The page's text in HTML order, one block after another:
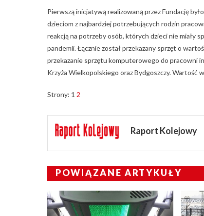
Pierwszą inicjatywą realizowaną przez Fundację
dzieciom z najbardziej potrzebujących rodzin
reakcją na potrzeby osób, których dzieci nie miały
pandemii. Łącznie został przekazany sprzęt o
przekazanie sprzętu komputerowego do pracowni
Krzyża Wielkopolskiego oraz Bydgoszczy. Wartość
Strony: 1 2
Raport Kolejowy
POWIĄZANE ARTYKUŁY